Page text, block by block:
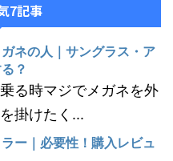
7記事
ネの人｜サングラス・ア
？
る時マジでメガネを外
掛けたく...
ー｜必要性！購入レビュ